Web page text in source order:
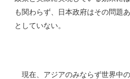
も関わらず、日本政府はその問題
としていない。
現在、アジアのみならず世界中